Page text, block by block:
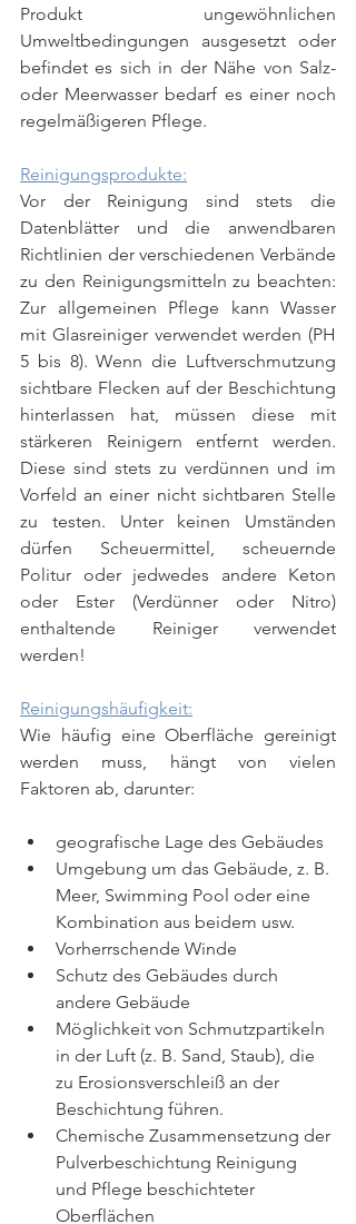
Produkt ungewöhnlichen
Umweltbedingungen ausgesetzt oder
befindet es sich in der Nähe von Salz-
oder Meerwasser bedarf es einer noch
regelmäßigeren Pflege.
Reinigungsprodukte:
Vor der Reinigung sind stets die
Datenblätter und die anwendbaren
Richtlinien der verschiedenen Verbände
zu den Reinigungsmitteln zu beachten:
Zur allgemeinen Pflege kann Wasser
mit Glasreiniger verwendet werden (PH
5 bis 8). Wenn die Luftverschmutzung
sichtbare Flecken auf der Beschichtung
hinterlassen hat, müssen diese mit
stärkeren Reinigern entfernt werden.
Diese sind stets zu verdünnen und im
Vorfeld an einer nicht sichtbaren Stelle
zu testen. Unter keinen Umständen
dürfen Scheuermittel, scheuernde
Politur oder jedwedes andere Keton
oder Ester (Verdünner oder Nitro)
enthaltende Reiniger verwendet
werden!
Reinigungshäufigkeit:
Wie häufig eine Oberfläche gereinigt
werden muss, hängt von vielen
Faktoren ab, darunter:
geografische Lage des Gebäudes
Umgebung um das Gebäude, z. B.
Meer, Swimming Pool oder eine
Kombination aus beidem usw.
Vorherrschende Winde
Schutz des Gebäudes durch
andere Gebäude
Möglichkeit von Schmutzpartikeln
in der Luft (z. B. Sand, Staub), die
zu Erosionsverschleiß an der
Beschichtung führen.
Chemische Zusammensetzung der
Pulverbeschichtung Reinigung
und Pflege beschichteter
Oberflächen